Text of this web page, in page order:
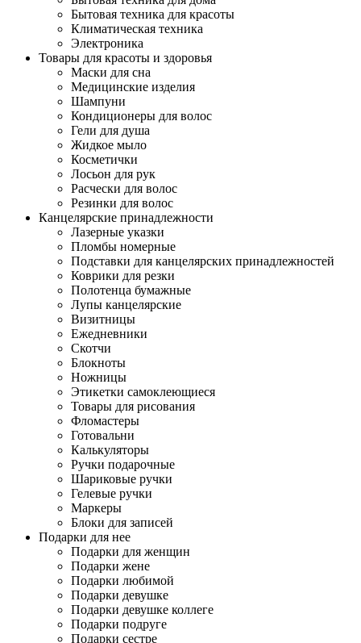
Бытовая техника для красоты
Климатическая техника
Электроника
Товары для красоты и здоровья
Маски для сна
Медицинские изделия
Шампуни
Кондиционеры для волос
Гели для душа
Жидкое мыло
Косметички
Лосьон для рук
Расчески для волос
Резинки для волос
Канцелярские принадлежности
Лазерные указки
Пломбы номерные
Подставки для канцелярских принадлежностей
Коврики для резки
Полотенца бумажные
Лупы канцелярские
Визитницы
Ежедневники
Скотчи
Блокноты
Ножницы
Этикетки самоклеющиеся
Товары для рисования
Фломастеры
Готовальни
Калькуляторы
Ручки подарочные
Шариковые ручки
Гелевые ручки
Маркеры
Блоки для записей
Подарки для нее
Подарки для женщин
Подарки жене
Подарки любимой
Подарки девушке
Подарки девушке коллеге
Подарки подруге
Подарки сестре